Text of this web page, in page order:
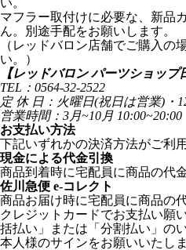
い。
マフラー取付けに必要な、新品
ん。別途手配をお願いします。
（レッドバロン店舗でご購入の
い。）
【レッドバロン パーツショップ
TEL：0564-32-2522
定 休 日：火曜日(祝日は営業)・
営業時間：3月~10月
お支払い方法
下記いずれかの決済方法がご利
現金による代金引換
商品到着時に宅配員に商品の代
佐川急便 e-コレクト
商品お届け時に宅配員に商品の
クレジットカードでお支払い願
括払い」または「分割払い」の
本人様のサインをお願いいたしま